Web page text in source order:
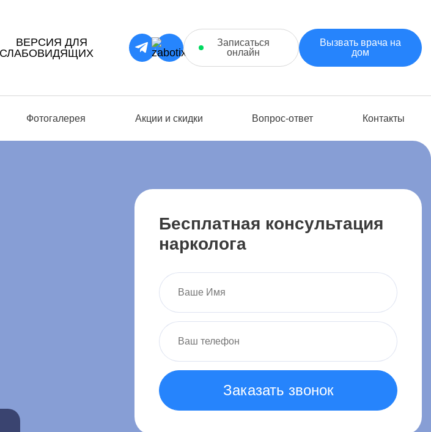
Записаться
онлайн
Вызвать врача на
дом
Фотогалерея Акции и скидки Вопрос-ответ Контакты
Бесплатная консультация
нарколога
Заказать звонок